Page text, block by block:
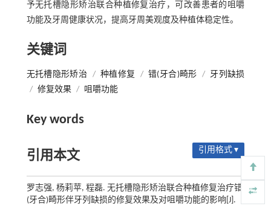
予无托槽隐形矫治联合种植修复治疗，可改善患者的咀嚼
功能及牙周健康状况，提高牙周美观度及种植体稳定性。
关键词
无托槽隐形矫治 / 种植修复 / 错(牙合)畸形 / 牙列缺损
/ 修复效果 / 咀嚼功能
Key words
引用本文 引用格式 ▾
罗志强, 杨莉苹, 程磊. 无托槽隐形矫治联合种植修复治疗错
(牙合)畸形伴牙列缺损的修复效果及对咀嚼功能的影响[J].